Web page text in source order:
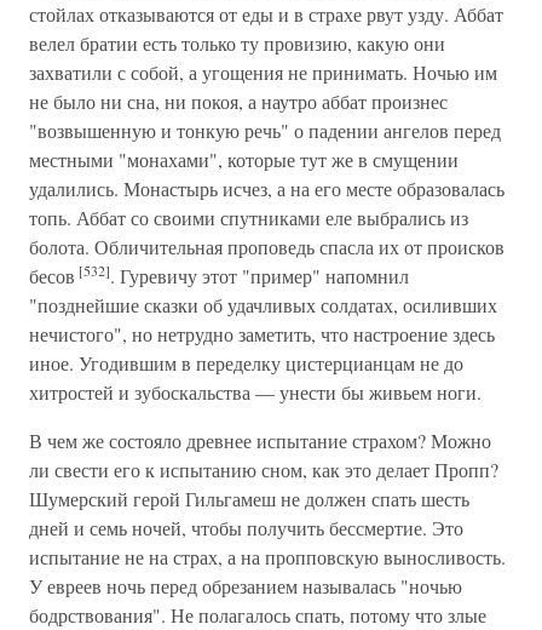
стойлах отказываются от еды и в страхе рвут узду. Аббат
велел братии есть только ту провизию, какую они
захватили с собой, а угощения не принимать. Ночью им
не было ни сна, ни покоя, а наутро аббат произнес
"возвышенную и тонкую речь" о падении ангелов перед
местными "монахами", которые тут же в смущении
удалились. Монастырь исчез, а на его месте образовалась
топь. Аббат со своими спутниками еле выбрались из
болота. Обличительная проповедь спасла их от происков
бесов [532]. Гуревичу этот "пример" напомнил
"позднейшие сказки об удачливых солдатах, осиливших
нечистого", но нетрудно заметить, что настроение здесь
иное. Угодившим в переделку цистерцианцам не до
хитростей и зубоскальства — унести бы живьем ноги.
В чем же состояло древнее испытание страхом? Можно
ли свести его к испытанию сном, как это делает Пропп?
Шумерский герой Гильгамеш не должен спать шесть
дней и семь ночей, чтобы получить бессмертие. Это
испытание не на страх, а на пропповскую выносливость.
У евреев ночь перед обрезанием называлась "ночью
бодрствования". Не полагалось спать, потому что злые